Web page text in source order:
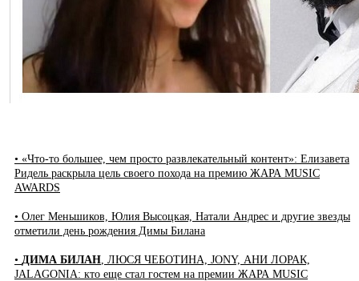
• «Что-то большее, чем просто развлекательный контент»: Елизавета
Ридель раскрыла цель своего похода на премию ЖАРА MUSIC
AWARDS
• Олег Меньшиков, Юлия Высоцкая, Натали Андрес и другие звезды
отметили день рождения Димы Билана
• ДИМА БИЛАН , ЛЮСЯ ЧЕБОТИНА, JONY, АНИ ЛОРАК,
JALAGONIA: кто еще стал гостем на премии ЖАРА MUSIC